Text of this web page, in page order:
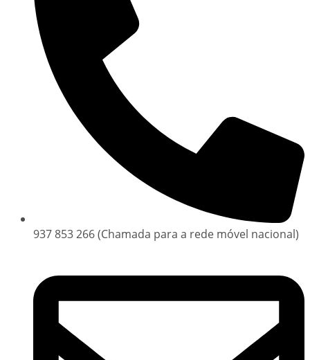
937 853 266 (Chamada para a rede móvel nacional)